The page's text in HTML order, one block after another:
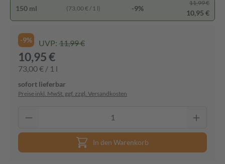
150 ml (73,00 € / 1 l) -9%
11,99 €
10,95 €
-9% UVP: 11,99 €
10,95 €
73,00 € / 1 l
sofort lieferbar
Preise inkl. MwSt. ggf. zzgl. Versandkosten
In den Warenkorb